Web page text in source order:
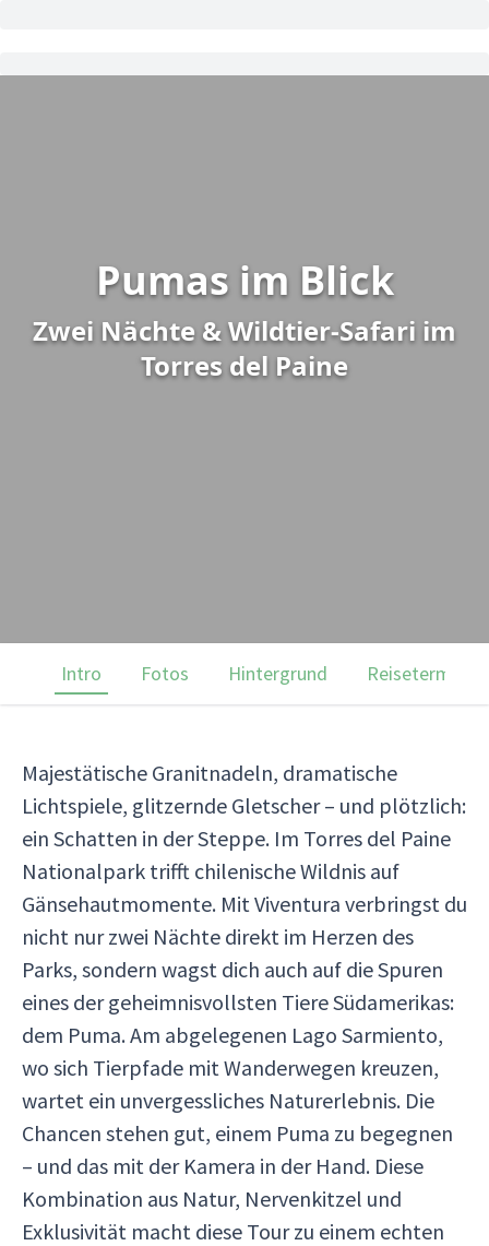
Pumas im Blick
Zwei Nächte & Wildtier-Safari im
Torres del Paine
Intro Fotos Hintergrund Reisetermine
Majestätische Granitnadeln, dramatische
Lichtspiele, glitzernde Gletscher – und plötzlich:
ein Schatten in der Steppe. Im Torres del Paine
Nationalpark trifft chilenische Wildnis auf
Gänsehautmomente. Mit Viventura verbringst du
nicht nur zwei Nächte direkt im Herzen des
Parks, sondern wagst dich auch auf die Spuren
eines der geheimnisvollsten Tiere Südamerikas:
dem Puma. Am abgelegenen Lago Sarmiento,
wo sich Tierpfade mit Wanderwegen kreuzen,
wartet ein unvergessliches Naturerlebnis. Die
Chancen stehen gut, einem Puma zu begegnen
– und das mit der Kamera in der Hand. Diese
Kombination aus Natur, Nervenkitzel und
Exklusivität macht diese Tour zu einem echten